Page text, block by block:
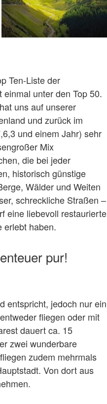
Ten-Liste der
unter den Top 50.
uns auf unserer
und zurück im
und einem Jahr) sehr
Mix
die bei jeder
historisch günstige
Wälder und Weiten
schreckliche Straßen –
eine liebevoll restaurierte
erlebt haben.
pur!
entspricht, jedoch nur ein
fliegen oder mit
dauert ca. 15
zwei wunderbare
zudem mehrmals
Von dort aus